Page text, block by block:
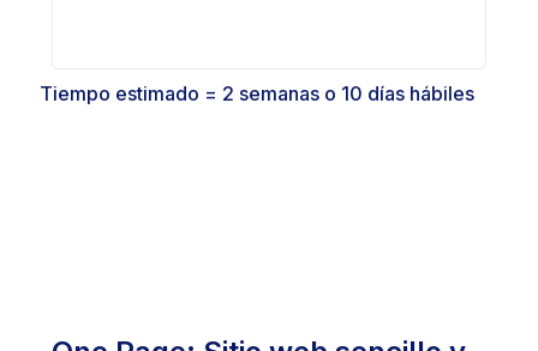
Tiempo estimado = 2 semanas o 10 días hábiles